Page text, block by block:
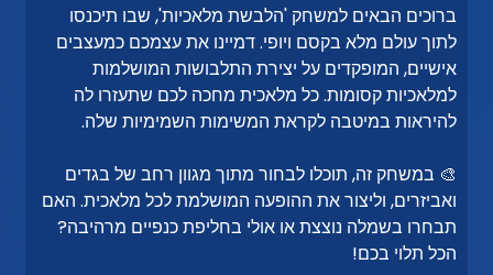
ברוכים הבאים למשחק 'הלבשת מלאכיות', שבו תיכנסו
לתוך עולם מלא בקסם ויופי. דמיינו את עצמכם כמעצבים
אישיים, המופקדים על יצירת התלבושות המושלמות
למלאכיות קסומות. כל מלאכית מחכה לכם שתעזרו לה
להיראות במיטבה לקראת המשימות השמימיות שלה.
🎨 במשחק זה, תוכלו לבחור מתוך מגוון רחב של בגדים
ואביזרים, וליצור את ההופעה המושלמת לכל מלאכית. האם
תבחרו בשמלה נוצצת או אולי בחליפת כנפיים מרהיבה?
הכל תלוי בכם!